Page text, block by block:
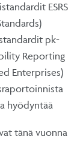
ESRS
pk-
Reporting
Enterprises)
hyödyntää
tänä vuonna